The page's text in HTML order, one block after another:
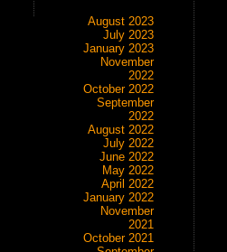
August 2023
July 2023
January 2023
November
2022
October 2022
September
2022
August 2022
July 2022
June 2022
May 2022
April 2022
January 2022
November
2021
October 2021